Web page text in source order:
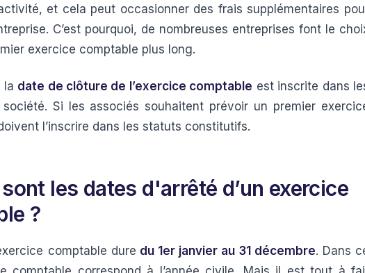
et cela peut occasionner des frais supplémentaires
C’est pourquoi, de nombreuses entreprises font le
exercice comptable plus long.
la date de clôture de l’exercice comptable est inscrite dans
Si les associés souhaitent prévoir un premier
l’inscrire dans les statuts constitutifs.
les dates d'arrêté d’un exercice
?
comptable dure du 1er janvier au 31 décembre. Dans